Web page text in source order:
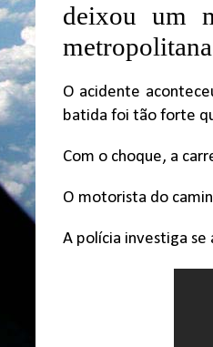
deixou um
O acidente
batida foi tão forte
Com o choque, a
O motorista do
A polícia investiga